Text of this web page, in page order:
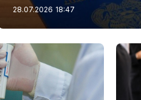
28.07.2026 18:47